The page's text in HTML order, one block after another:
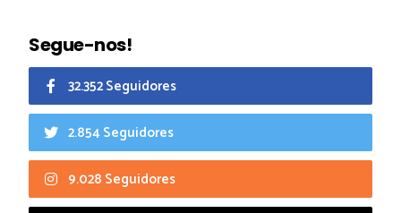
Segue-nos!
32.352 Seguidores
2.854 Seguidores
9.028 Seguidores